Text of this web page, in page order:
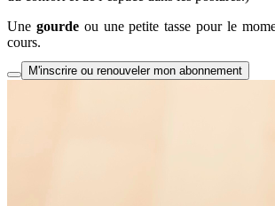
Une gourdeou une petite tasse pour le
cours.
M'inscrire ou renouveler mon abonnement